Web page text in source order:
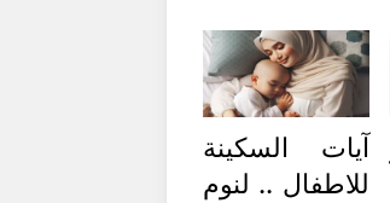
آيات السكينة
للاطفال .. لنوم